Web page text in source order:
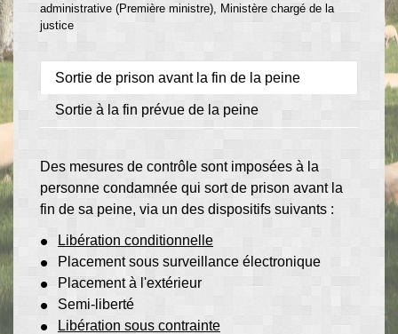
administrative (Première ministre), Ministère chargé de la
justice
Sortie de prison avant la fin de la peine
Sortie à la fin prévue de la peine
Des mesures de contrôle sont imposées à la
personne condamnée qui sort de prison avant la
fin de sa peine, via un des dispositifs suivants :
Libération conditionnelle
Placement sous surveillance électronique
Placement à l'extérieur
Semi-liberté
Libération sous contrainte